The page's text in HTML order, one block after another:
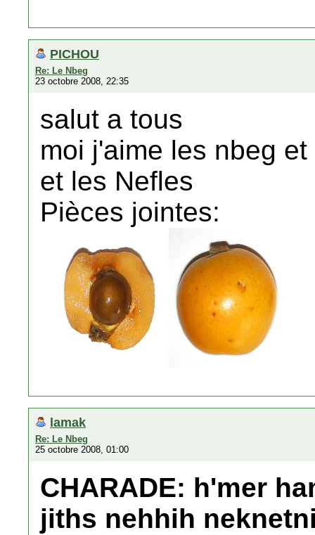
PICHOU
Re: Le Nbeg
23 octobre 2008, 22:35
salut a tous
moi j'aime les nbeg
et les Nefles
Pièces jointes:
lamak
Re: Le Nbeg
25 octobre 2008, 01:00
CHARADE: h'mer
jiths nehhih